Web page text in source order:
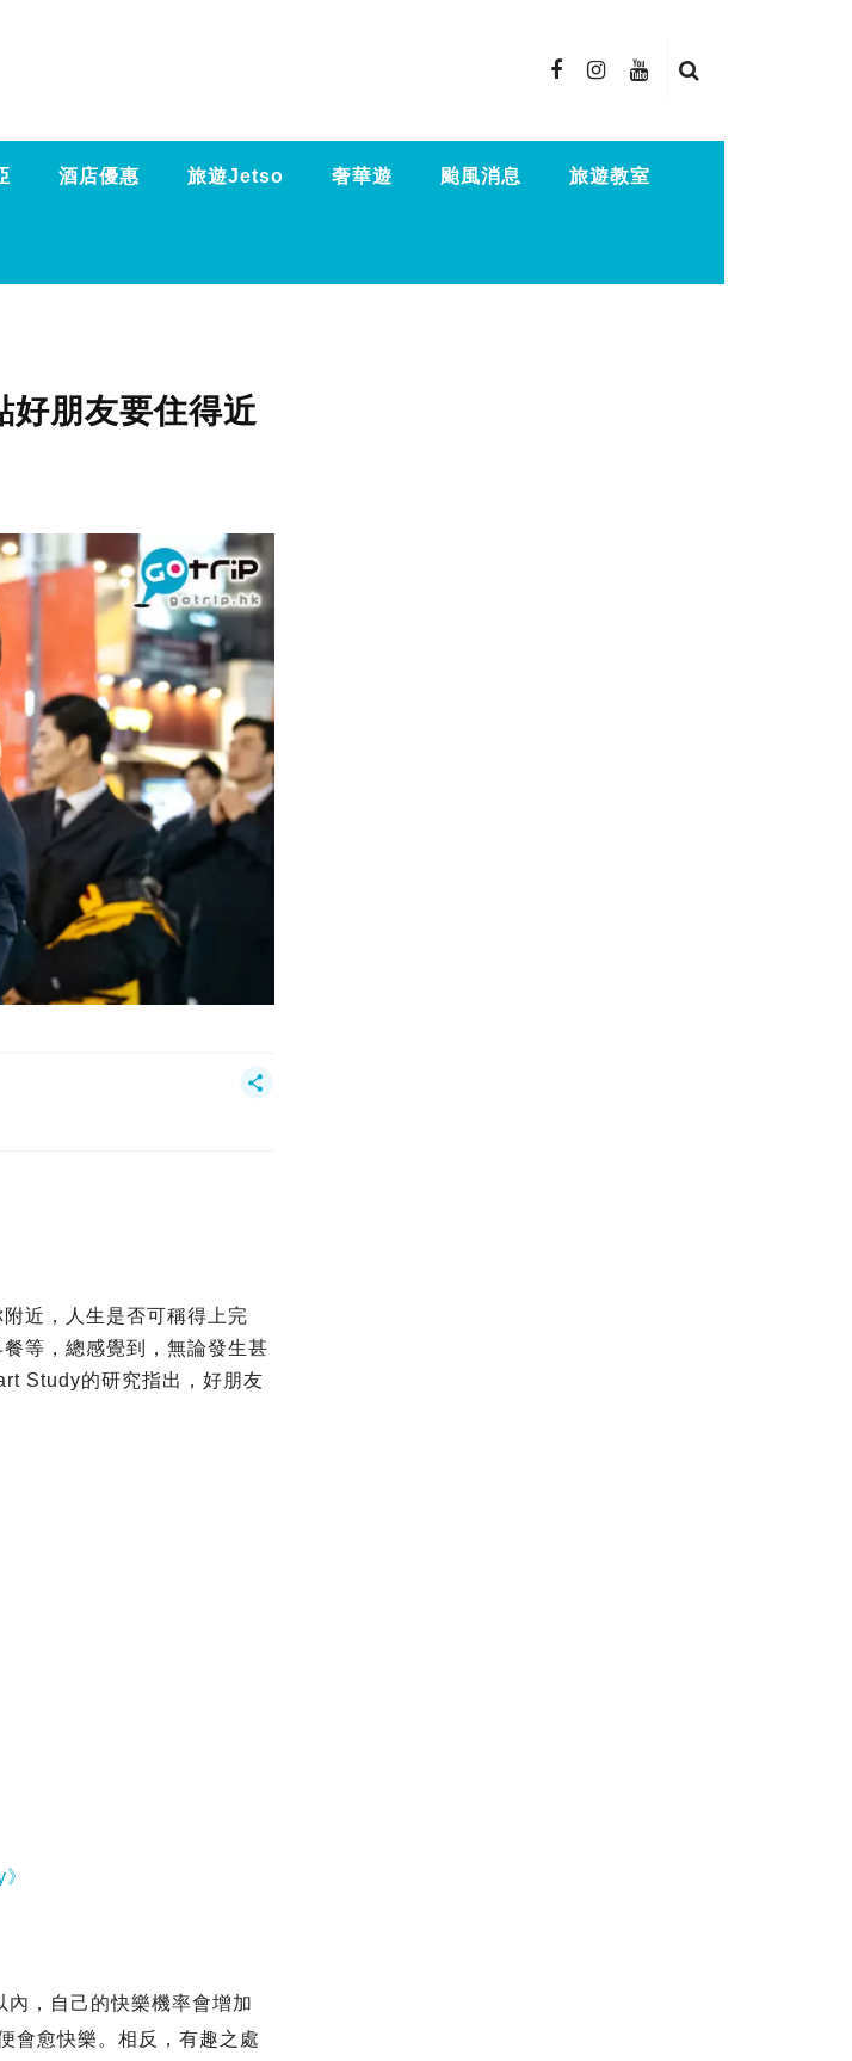
酒店優惠 旅遊Jetso 奢華遊 颱風消息 旅遊教室
好朋友要住得近
近，人生是否可稱得上完
等，總感覺到，無論發生甚
Study的研究指出，好朋友
，自己的快樂機率會增加
會愈快樂。相反，有趣之處